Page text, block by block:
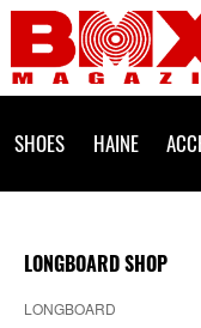
SHOES HAINE
LONGBOARD SHOP
LONGBOARD